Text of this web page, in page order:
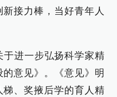
接力棒，当好青年人
于进一步弘扬科学家精
意见》。《意见》明
、奖掖后学的育人精